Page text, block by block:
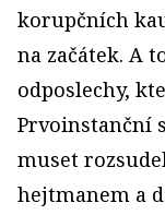
korupčních
na začátek. A
odposlechy,
Prvoinstanční
muset
hejtmanem a